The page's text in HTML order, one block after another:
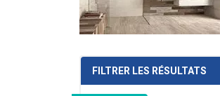
FILTRER LES RÉSULTATS